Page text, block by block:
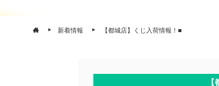
新着情報 【都城店】くじ入荷情報！■